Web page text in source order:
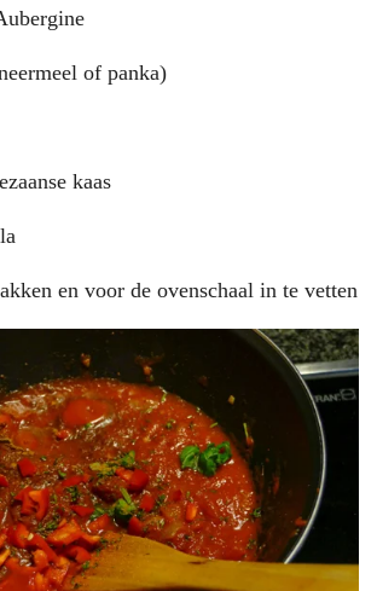
of panka)
kaas
en voor de ovenschaal in te vetten